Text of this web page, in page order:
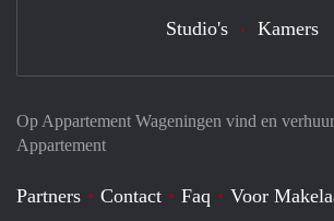
Op Appartement Wageningen vind en
Appartement
Partners Contact Faq
Voor
Studio's Kamers